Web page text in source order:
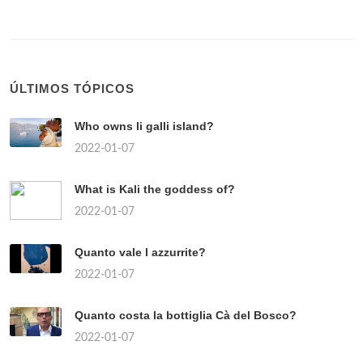
ÚLTIMOS TÓPICOS
Who owns li galli island?
2022-01-07
What is Kali the goddess of?
2022-01-07
Quanto vale l azzurrite?
2022-01-07
Quanto costa la bottiglia Cà del Bosco?
2022-01-07